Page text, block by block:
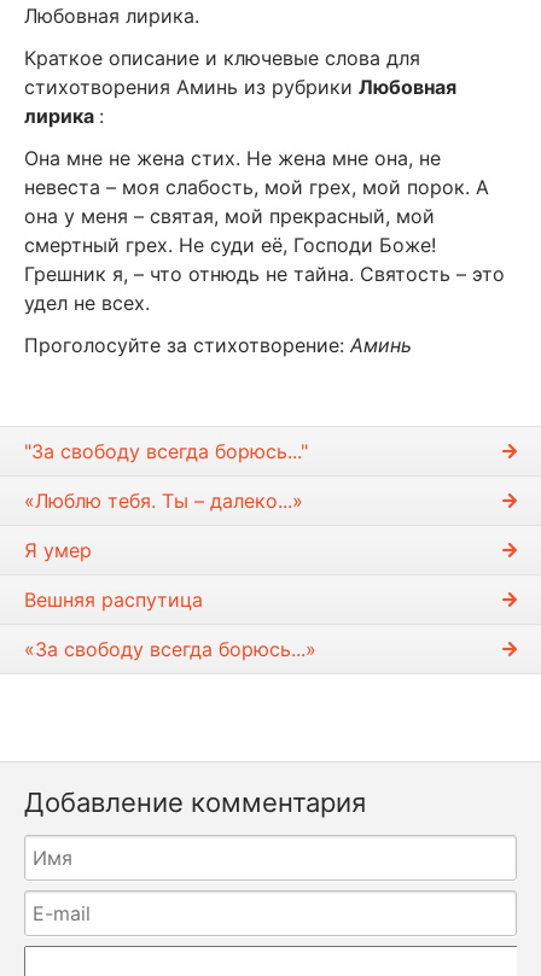
Любовная лирика.
Краткое описание и ключевые слова для
стихотворения Аминь из рубрики Любовная
лирика :
Она мне не жена стих. Не жена мне она, не
невеста – моя слабость, мой грех, мой порок. А
она у меня – святая, мой прекрасный, мой
смертный грех. Не суди её, Господи Боже!
Грешник я, – что отнюдь не тайна. Святость – это
удел не всех.
Проголосуйте за стихотворение: Аминь
"За свободу всегда борюсь..."
«Люблю тебя. Ты – далеко...»
Я умер
Вешняя распутица
«За свободу всегда борюсь...»
Добавление комментария